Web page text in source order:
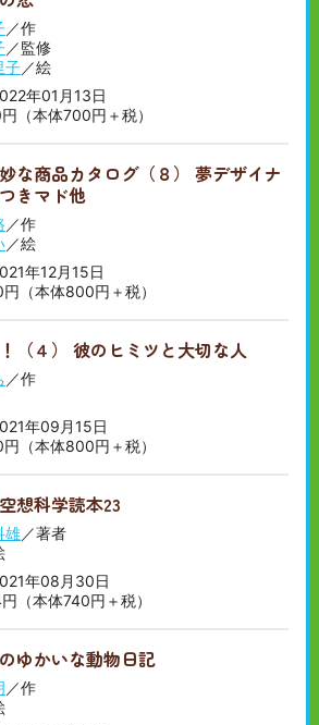
／作
／監修
子／絵
年01月13日
（本体700円＋税）
な商品カタログ（８） 夢デザイナ
きマド他
／作
／絵
年12月15日
（本体800円＋税）
（４） 彼のヒミツと大切な人
／作
年09月15日
（本体800円＋税）
想科学読本23
雄／著者
年08月30日
（本体740円＋税）
ゆかいな動物日記
／作